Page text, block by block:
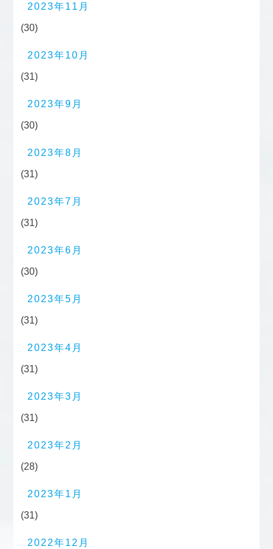
2023年11月
(30)
2023年10月
(31)
2023年9月
(30)
2023年8月
(31)
2023年7月
(31)
2023年6月
(30)
2023年5月
(31)
2023年4月
(31)
2023年3月
(31)
2023年2月
(28)
2023年1月
(31)
2022年12月